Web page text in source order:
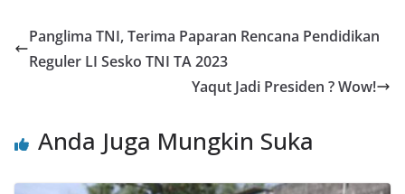
Panglima TNI, Terima Paparan Rencana Pendidikan
Reguler LI Sesko TNI TA 2023
Yaqut Jadi Presiden ? Wow!
Anda Juga Mungkin Suka